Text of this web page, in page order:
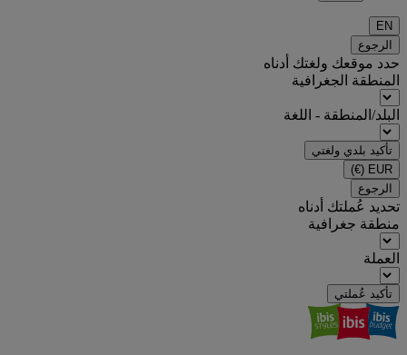
EN
الرجوع
حدد موقعك ولغتك أدناه
المنطقة الجغرافية
البلد/المنطقة - اللغة
تأكيد بلدي ولغتي
EUR
(€)
الرجوع
تحديد عُملتك أدناه
منطقة جغرافية
العملة
تأكيد عُملتي